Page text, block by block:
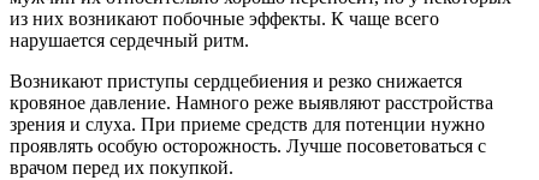
из них возникают побочные эффекты. К чаще всего
нарушается сердечный ритм.
Возникают приступы сердцебиения и резко снижается
кровяное давление. Намного реже выявляют расстройства
зрения и слуха. При приеме средств для потенции нужно
проявлять особую осторожность. Лучше посоветоваться с
врачом перед их покупкой.